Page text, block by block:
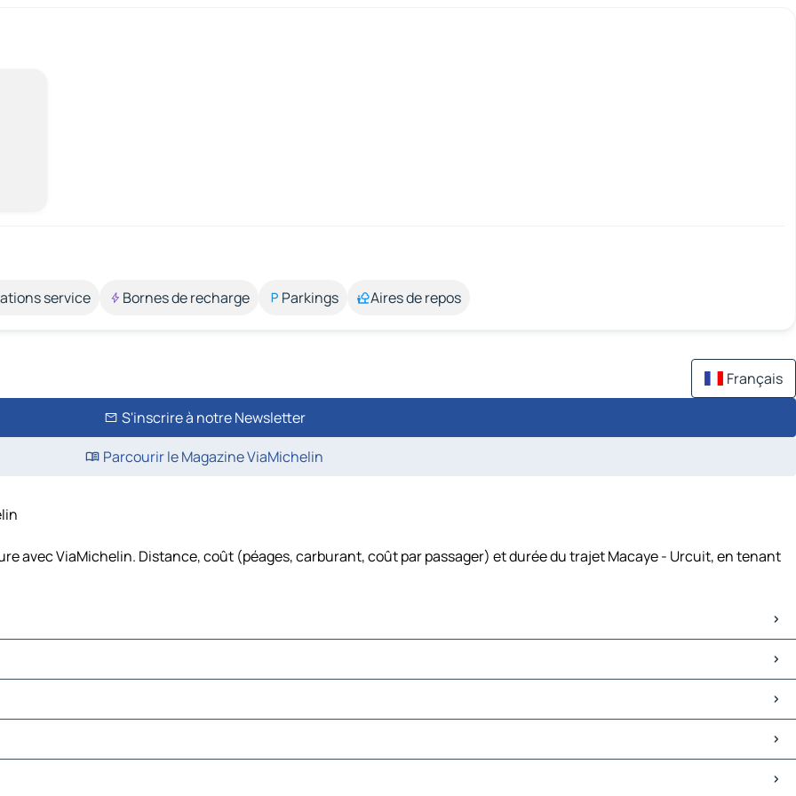
service Bornes de recharge Parkings Aires de repos
Français
S'inscrire à notre Newsletter
Parcourir le Magazine ViaMichelin
avec ViaMichelin. Distance, coût (péages, carburant, coût par passager) et durée du trajet Macaye - Urcuit, en tenant